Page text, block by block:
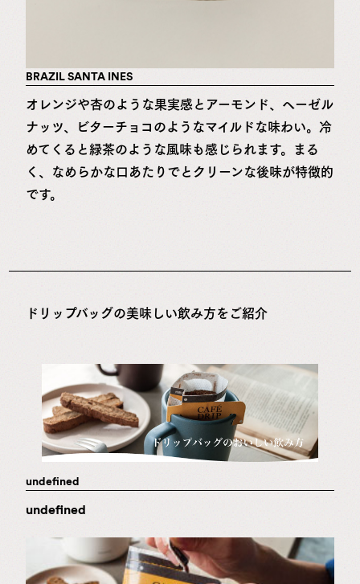
BRAZIL SANTA INES
オレンジや杏のような果実感とアーモンド、ヘーゼル
ナッツ、ビターチョコのようなマイルドな味わい。冷
めてくると緑茶のような風味も感じられます。まる
く、なめらかな口あたりでとクリーンな後味が特徴的
です。
ドリップバッグの美味しい飲み方をご紹介
undefined
undefined